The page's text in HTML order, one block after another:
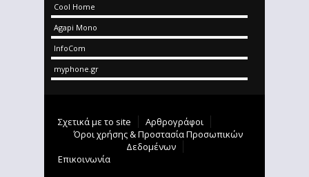
Cool Home
Agapi Mono
InfoCom
myphone.gr
Σχετικά με το site
Αρθρογράφοι
Όροι χρήσης & Προστασία Προσωπικών
Δεδομένων
Επικοινωνία